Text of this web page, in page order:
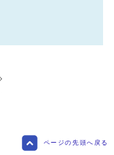
ページの先頭へ戻る